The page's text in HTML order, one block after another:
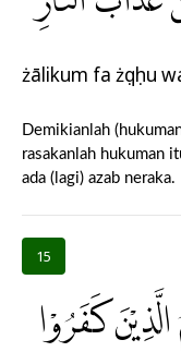
żālikum fa żụqụhu
Demikianlah
rasakanlah hukuman
ada (lagi) azab neraka.
15
الَّذِيْنَ كَفَرُوْا